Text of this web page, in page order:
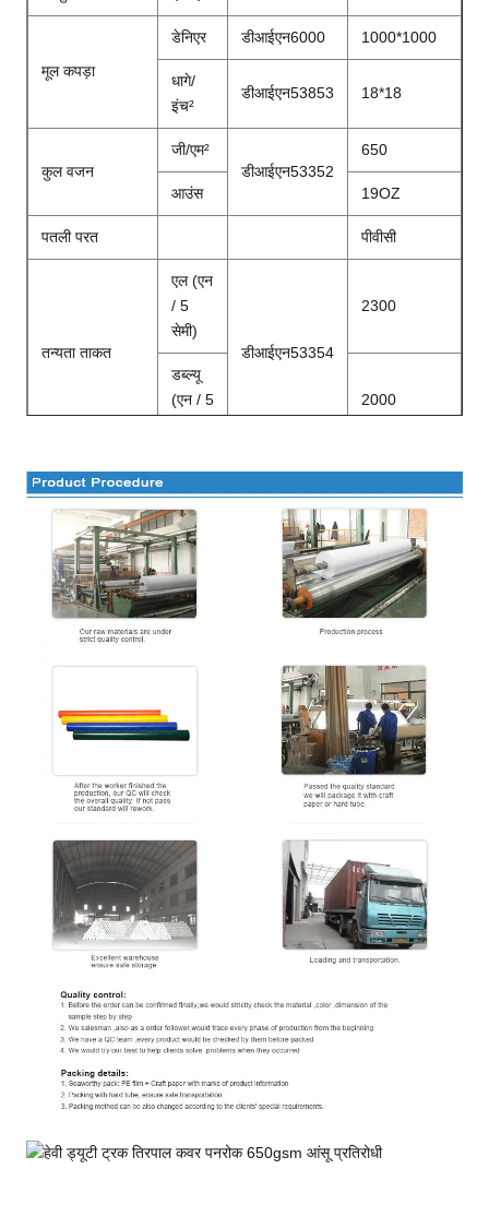
मूल कपड़ा
डेनिएर डीआईएन6000 1000*1000
धागे/
इंच²
डीआईएन53853 18*18
कुल वजन
जी/एम²
डीआईएन53352
650
आउंस 19OZ
पतली परत पीवीसी
तन्यता ताकत
एल (एन
/ 5
सेमी)
डीआईएन53354
2300
डब्ल्यू
(एन / 5
2000
फाड़ ताकत
एल (एन
/ 5
सेमी)
डीआईएन53363
मैं300
डब्ल्यू
(एन / 5
सेमी)
मैं300
छीलने की ताकत डीआईएन53357 मैं80
तापमान प्रतिरोध ℃ डीआईएन53372 मैं 20मैं70
1.025.10
एफआर प्रमाणन बी 1, एम 2, डीआईएन 75200, एनएफपीए 701
गीला तनाव 34 दान मुद्रण क्षमता)